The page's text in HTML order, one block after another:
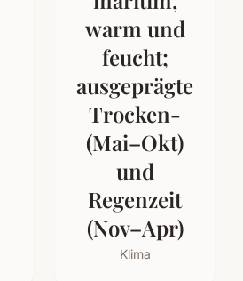
warm und
feucht;
ausgeprägte
Trocken-
(Mai–Okt)
und
Regenzeit
(Nov–Apr)
Klima